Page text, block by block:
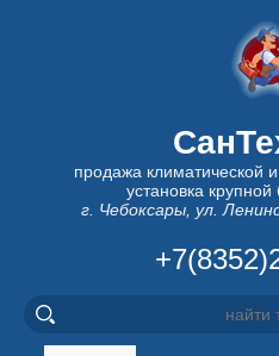
продажа климатической
установка
г. Чебоксары, ул.